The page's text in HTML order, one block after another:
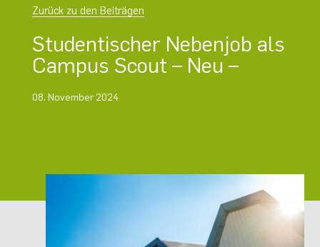
Zurück zu den Beiträgen
Studentischer Nebenjob als
Campus Scout – Neu –
08. November 2024